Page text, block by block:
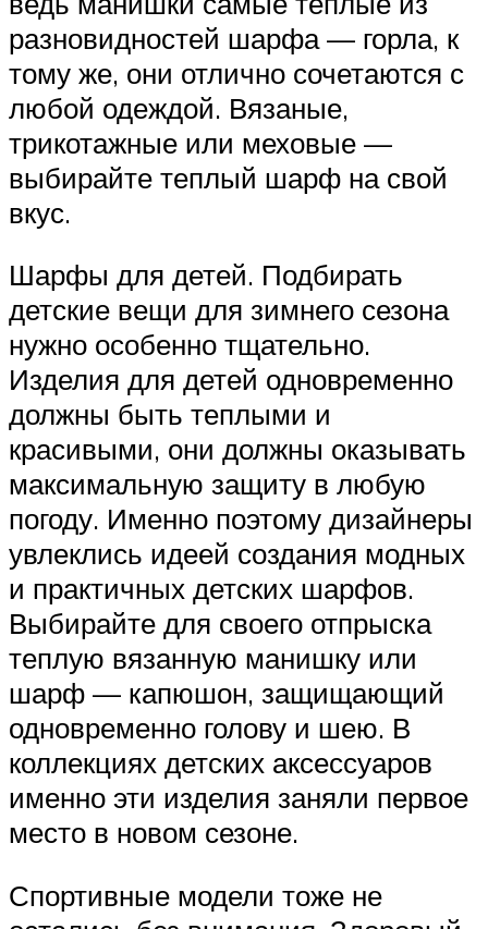
разновидностей шарфа — горла, к
тому же, они отлично сочетаются с
любой одеждой. Вязаные,
трикотажные или меховые —
выбирайте теплый шарф на свой
вкус.
Шарфы для детей. Подбирать
детские вещи для зимнего сезона
нужно особенно тщательно.
Изделия для детей одновременно
должны быть теплыми и
красивыми, они должны оказывать
максимальную защиту в любую
погоду. Именно поэтому дизайнеры
увлеклись идеей создания модных
и практичных детских шарфов.
Выбирайте для своего отпрыска
теплую вязанную манишку или
шарф — капюшон, защищающий
одновременно голову и шею. В
коллекциях детских аксессуаров
именно эти изделия заняли первое
место в новом сезоне.
Спортивные модели тоже не